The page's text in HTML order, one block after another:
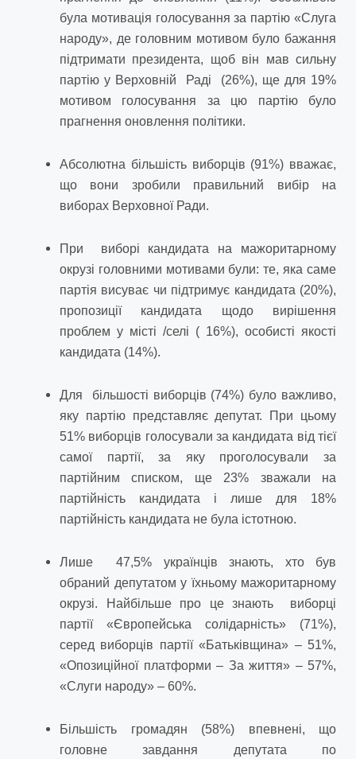
була мотивація голосування за партію «Слуга
народу», де головним мотивом було бажання
підтримати президента, щоб він мав сильну
партію у Верховній Раді (26%), ще для 19%
мотивом голосування за цю партію було
прагнення оновлення політики.
Абсолютна більшість виборців (91%) вважає,
що вони зробили правильний вибір на
виборах Верховної Ради.
При виборі кандидата на мажоритарному
окрузі головними мотивами були: те, яка саме
партія висуває чи підтримує кандидата (20%),
пропозиції кандидата щодо вирішення
проблем у місті /селі ( 16%), особисті якості
кандидата (14%).
Для більшості виборців (74%) було важливо,
яку партію представляє депутат. При цьому
51% виборців голосували за кандидата від тієї
самої партії, за яку проголосували за
партійним списком, ще 23% зважали на
партійність кандидата і лише для 18%
партійність кандидата не була істотною.
Лише 47,5% українців знають, хто був
обраний депутатом у їхньому мажоритарному
окрузі. Найбільше про це знають виборці
партії «Європейська солідарність» (71%),
серед виборців партії «Батьківщина» – 51%,
«Опозиційної платформи – За життя» – 57%,
«Слуги народу» – 60%.
Більшість громадян (58%) впевнені, що
головне завдання депутата по